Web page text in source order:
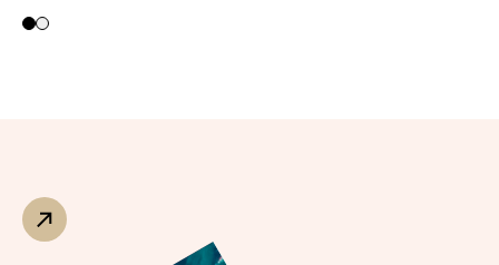
Contributeurs 1 et 2
Contributeur 3